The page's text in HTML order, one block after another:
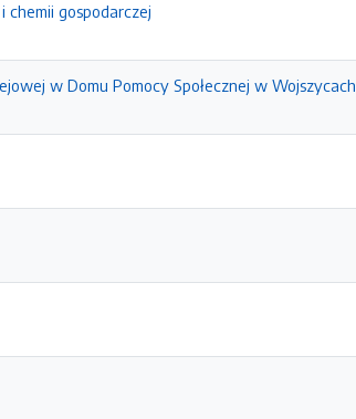
gospodarczej
w Domu Pomocy Społecznej w Wojszycach